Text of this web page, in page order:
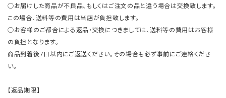
○お届けした商品が不良品、もしくはご注文の品と違う場合は交換致します。
この場合、送料等の費用は当店が負担致します。
○お客様のご都合による返品・交換につきましては、送料等の費用はお客様
の負担となります。
商品到着後7日以内にご返送ください。その場合も必ず事前にご連絡くださ
い。
【返品期限】